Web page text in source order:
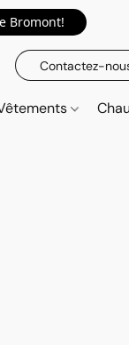
Bromont!
Contactez-